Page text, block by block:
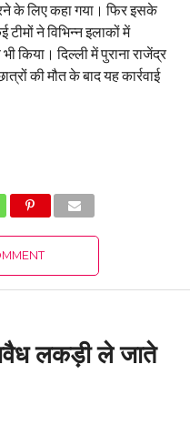
के लिए कहा गया। फिर इसके
ने विभिन्न इलाकों में
किया। दिल्ली में पुराना राजेंद्र
की मौत के बाद यह कार्रवाई
लकड़ी ले जाते